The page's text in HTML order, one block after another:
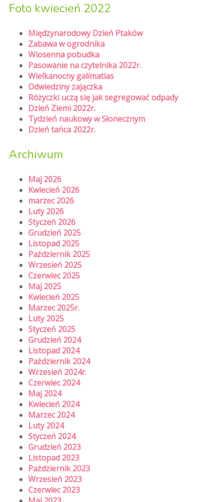
Foto kwiecień 2022
Międzynarodowy Dzień Ptaków
Zabawa w ogrodnika
Wiosenna pobudka
Pasowanie na czytelnika 2022r.
Wielkanocny galimatias
Odwiedziny zajączka
Różyczki uczą się jak segregować odpady
Dzień Ziemi 2022r.
Tydzień naukowy w Słonecznym
Dzień tańca 2022r.
Archiwum
Maj 2026
Kwiecień 2026
marzec 2026
Luty 2026
Styczeń 2026
Grudzień 2025
Listopad 2025
Październik 2025
Wrzesień 2025
Czerwiec 2025
Maj 2025
Kwiecień 2025
Marzec 2025r.
Luty 2025
Styczeń 2025
Grudzień 2024
Listopad 2024
Październik 2024
Wrzesień 2024r.
Czerwiec 2024
Maj 2024
Kwiecień 2024
Marzec 2024
Luty 2024
Styczeń 2024
Grudzień 2023
Listopad 2023
Październik 2023
Wrzesień 2023
Czerwiec 2023